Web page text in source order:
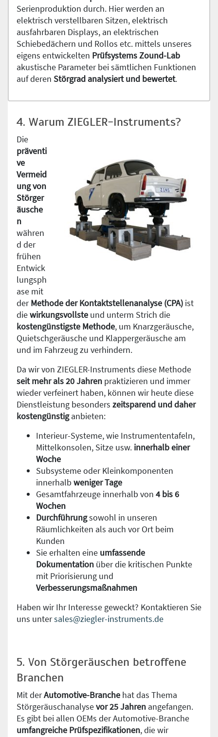
Serienproduktion durch. Hier werden an
elektrisch verstellbaren Sitzen, elektrisch
ausfahrbaren Displays, an elektrischen
Schiebedächern und Rollos etc. mittels unseres
eigens entwickelten Prüfsystems Zound-Lab
akustische Parameter bei sämtlichen Funktionen
auf deren Störgrad analysiert und bewertet.
4. Warum ZIEGLER-Instruments?
Die
präventi
ve
Vermeid
ung von
Störger
äusche
n
währen
d der
frühen
Entwick
lungsph
ase mit
derMethode der Kontaktstellenanalyse (CPA) ist
diewirkungsvollste und unterm Strich die
kostengünstigste Methode, um Knarzgeräusche,
Quietschgeräusche und Klappergeräusche am
und im Fahrzeug zu verhindern.
Da wir von ZIEGLER-Instruments diese Methode
seit mehr als 20 Jahren praktizieren und immer
wieder verfeinert haben, können wir heute diese
Dienstleistung besonders zeitsparend und daher
kostengünstiganbieten:
Interieur-Systeme, wie Instrumententafeln,
Mittelkonsolen, Sitze usw. innerhalb einer
Woche
Subsysteme oder Kleinkomponenten
innerhalb weniger Tage
Gesamtfahrzeuge innerhalb von 4 bis 6
Wochen
Durchführungsowohl in unseren
Räumlichkeiten als auch vor Ort beim
Kunden
Sie erhalten eine umfassende
Dokumentation über die kritischen Punkte
mit Priorisierung und
Verbesserungsmaßnahmen
Haben wir Ihr Interesse geweckt? Kontaktieren Sie
uns untersales@ziegler-instruments.de
5. Von Störgeräuschen betroffene
Branchen
Mit derAutomotive-Branche hat das Thema
Störgeräuschanalysevor 25 Jahren angefangen.
Es gibt bei allen OEMs der Automotive-Branche
umfangreiche Prüfspezifikationen, die wir